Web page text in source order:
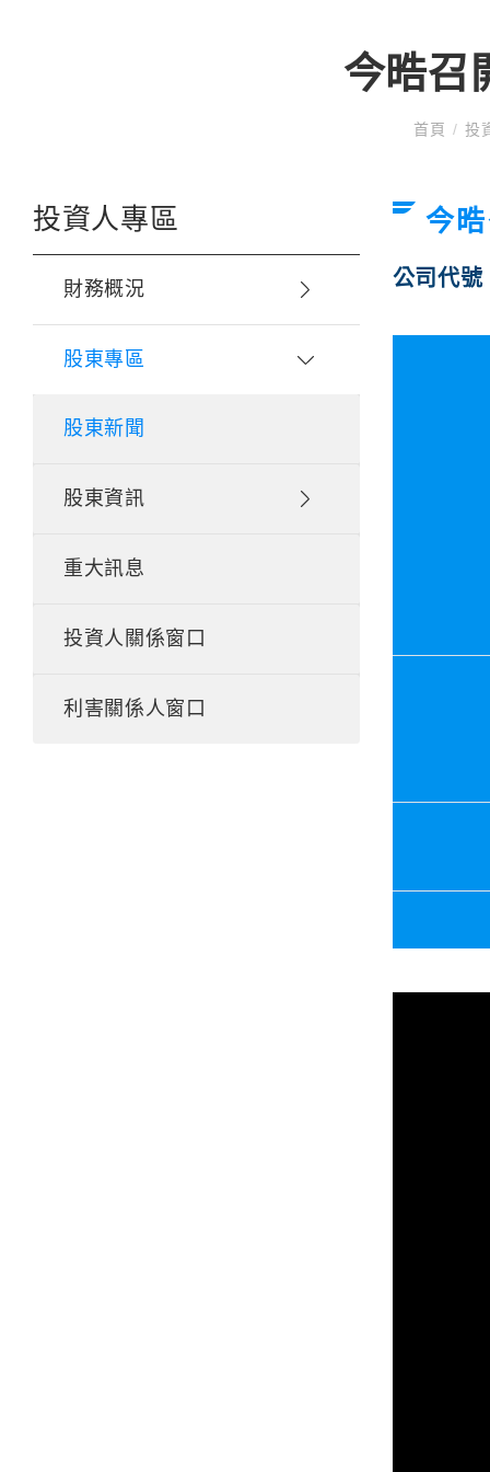
今晧召
首頁/ 投
投資人專區
財務概況
股東專區
股東新聞
股東資訊
重大訊息
投資人關係窗口
利害關係人窗口
今
公司代